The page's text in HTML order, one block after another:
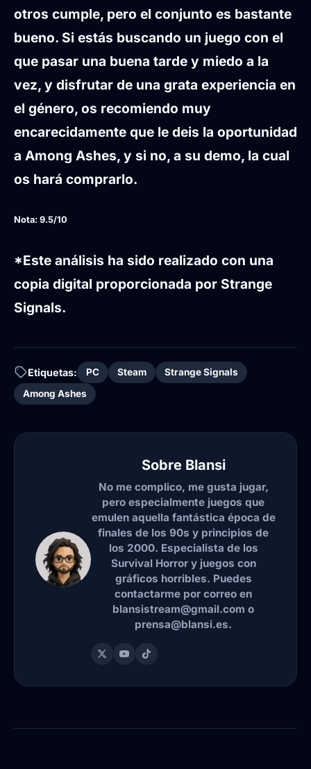
otros cumple, pero el conjunto es bastante
bueno. Si estás buscando un juego con el
que pasar una buena tarde y miedo a la
vez, y disfrutar de una grata experiencia en
el género, os recomiendo muy
encarecidamente que le deis la oportunidad
a Among Ashes, y si no, a su demo, la cual
os hará comprarlo.
Nota: 9.5/10
*Este análisis ha sido realizado con una
copia digital proporcionada por Strange
Signals.
Etiquetas: PC Steam
Strange Signals
Among Ashes
Sobre Blansi
No me complico, me gusta jugar,
pero especialmente juegos que
emulen aquella fantástica época de
finales de los 90s y principios de
los 2000. Especialista de los
Survival Horror y juegos con
gráficos horribles. Puedes
contactarme por correo en
blansistream@gmail.com o
prensa@blansi.es.